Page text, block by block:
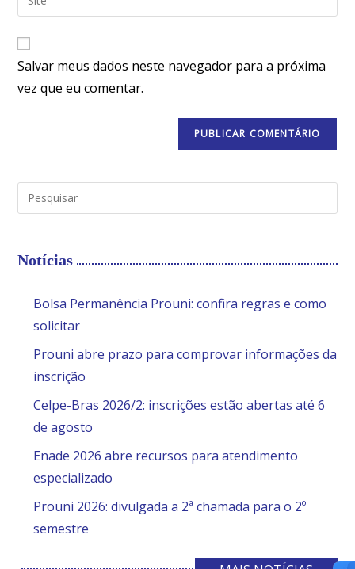
Salvar meus dados neste navegador para a próxima
vez que eu comentar.
Notícias
Bolsa Permanência Prouni: confira regras e como
solicitar
Prouni abre prazo para comprovar informações da
inscrição
Celpe-Bras 2026/2: inscrições estão abertas até 6
de agosto
Enade 2026 abre recursos para atendimento
especializado
Prouni 2026: divulgada a 2ª chamada para o 2º
semestre